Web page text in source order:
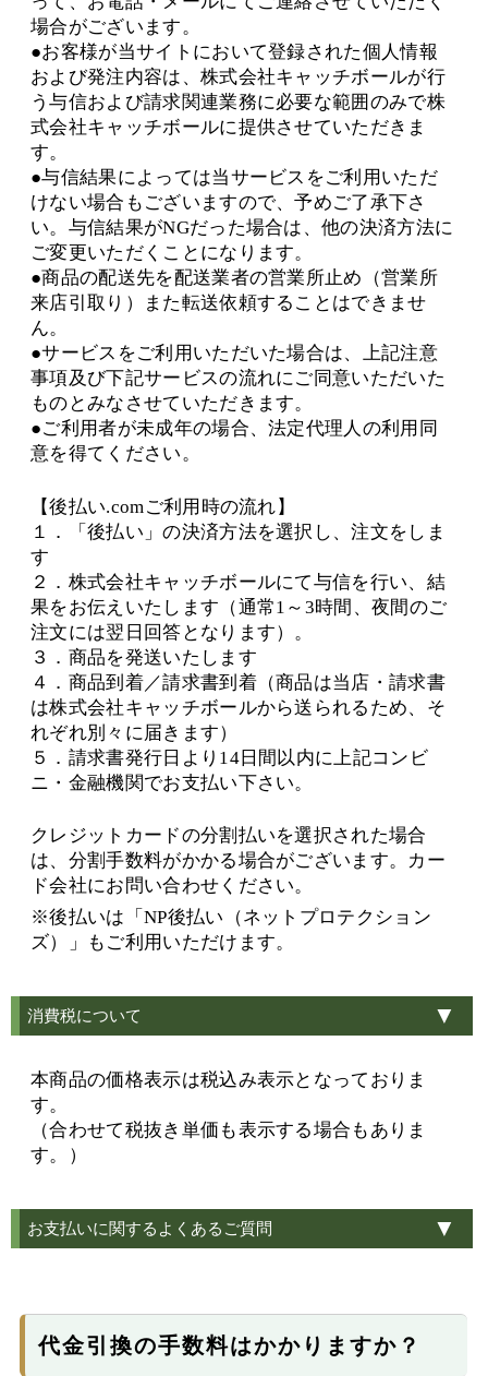
場合がございます。
●お客様が当サイトにおいて登録された個人情報
および発注内容は、株式会社キャッチボールが行
う与信および請求関連業務に必要な範囲のみで株
式会社キャッチボールに提供させていただきま
す。
●与信結果によっては当サービスをご利用いただ
けない場合もございますので、予めご了承下さ
い。与信結果がNGだった場合は、他の決済方法に
ご変更いただくことになります。
●商品の配送先を配送業者の営業所止め（営業所
来店引取り）また転送依頼することはできませ
ん。
●サービスをご利用いただいた場合は、上記注意
事項及び下記サービスの流れにご同意いただいた
ものとみなさせていただきます。
●ご利用者が未成年の場合、法定代理人の利用同
意を得てください。
【後払い.comご利用時の流れ】
１．「後払い」の決済方法を選択し、注文をしま
す
２．株式会社キャッチボールにて与信を行い、結
果をお伝えいたします（通常1～3時間、夜間のご
注文には翌日回答となります）。
３．商品を発送いたします
４．商品到着／請求書到着（商品は当店・請求書
は株式会社キャッチボールから送られるため、そ
れぞれ別々に届きます）
５．請求書発行日より14日間以内に上記コンビ
ニ・金融機関でお支払い下さい。
クレジットカードの分割払いを選択された場合
は、分割手数料がかかる場合がございます。カー
ド会社にお問い合わせください。
※後払いは「NP後払い（ネットプロテクション
ズ）」もご利用いただけます。
消費税について
本商品の価格表示は税込み表示となっておりま
す。
（合わせて税抜き単価も表示する場合もありま
す。）
お支払いに関するよくあるご質問
代金引換の手数料はかかりますか？